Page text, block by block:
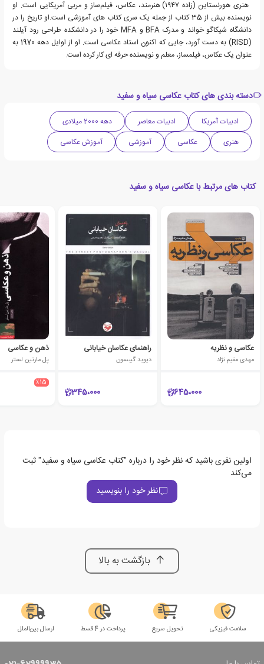
هنری هورنستاین (زاده ۱۹۴۷) هنرمند، عکاس، فیلم‌ساز و مربی آمریکایی است. او
نویسنده بیش از 35 کتاب از جمله یک سری کتاب های آموزشی است.او تاریخ را در
دانشگاه شیکاگو خواند و مدرک BFA و MFA خود را در دانشکده طراحی رود آیلند
(RISD) به دست آورد، جایی که اکنون استاد عکاسی است. او از اوایل دهه 1970 به
عنوان یک عکاس، فیلمساز، معلم و نویسنده حرفه ای کار کرده است.
دسته بندی های کتاب عکاسی سیاه و سفید
ادبیات آمریکا ادبیات معاصر
دهه 2000 میلادی
هنری
عکاسی آموزشی آموزش عکاسی
کتاب های مرتبط با عکاسی سیاه و سفید
عکاسی و نظریه
مهدی مقیم نژاد
645،000
راهنمای عکاسان خیابانی
دیوید گیبسون
345،000
ذهن و عکاسی
پل مارتین لستر
٪15
اولین نفری باشید که نظر خود را درباره "کتاب عکاسی سیاه و سفید" ثبت
می‌کند
نظر خود را بنویسید
بازگشت به بالا
سلامت فیزیکی تحویل سریع پرداخت در 4 قسط ارسال بین‌الملل